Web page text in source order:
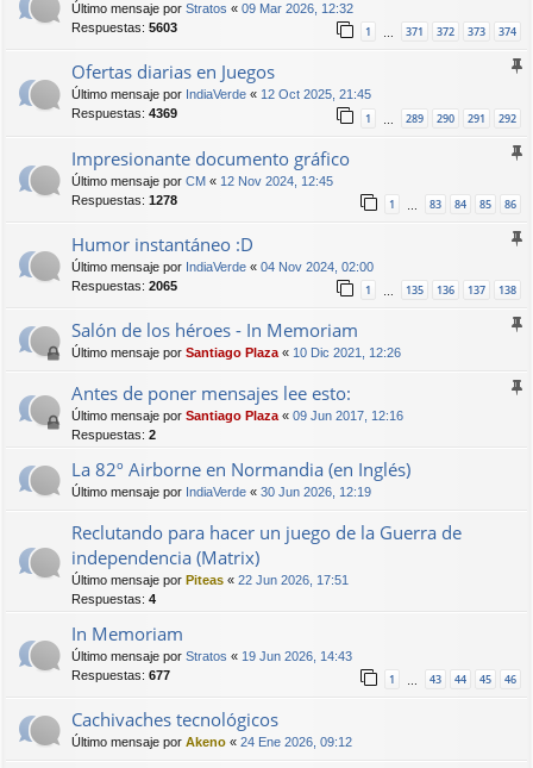
Último mensaje por Stratos « 09 Mar 2026, 12:32
Respuestas: 5603 1 … 371 372 373 374
Ofertas diarias en Juegos
Último mensaje por IndiaVerde « 12 Oct 2025, 21:45
Respuestas: 4369 1 289 290 291 292
Impresionante documento gráfico
Último mensaje por CM « 12 Nov 2024, 12:45
Respuestas: 1278 1 83 84 85 86
Humor instantáneo :D
Último mensaje por IndiaVerde « 04 Nov 2024, 02:00
Respuestas: 2065 1 135 136 137 138
Salón de los héroes - In Memoriam
Último mensaje por Santiago Plaza « 10 Dic 2021, 12:26
Antes de poner mensajes lee esto:
Último mensaje por Santiago Plaza « 09 Jun 2017, 12:16
Respuestas: 2
La 82º Airborne en Normandia (en Inglés)
Último mensaje por IndiaVerde « 30 Jun 2026, 12:19
Reclutando para hacer un juego de la Guerra de
independencia (Matrix)
Último mensaje por Piteas « 22 Jun 2026, 17:51
Respuestas: 4
In Memoriam
Último mensaje por Stratos « 19 Jun 2026, 14:43
Respuestas: 677 1 43 44 45 46
Cachivaches tecnológicos
Último mensaje por Akeno « 24 Ene 2026, 09:12